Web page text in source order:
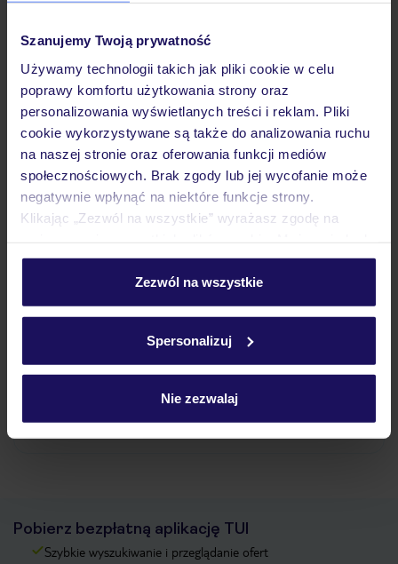
Szanujemy Twoją prywatność
Używamy technologii takich jak pliki cookie w celu
poprawy komfortu użytkowania strony oraz
personalizowania wyświetlanych treści i reklam. Pliki
cookie wykorzystywane są także do analizowania ruchu
na naszej stronie oraz oferowania funkcji mediów
społecznościowych. Brak zgody lub jej wycofanie może
negatywnie wpłynąć na niektóre funkcje strony.
Klikając „Zezwól na wszystkie” wyrażasz zgodę na
personalizować swój wybór wchodząc w zakładkę
Szczegółowe informacje o plikach cookie znajdziesz
Zezwól na wszystkie
Spersonalizuj
Nie zezwalaj
Wyżywienie
Atrakcje
Ważne informacje
Czy w Hotelu będzie przedstawiciel TUI?
Na jakiej podstawie i gdzie otrzymam karty
Zobacz więcej
Pobierz bezpłatną aplikację TUI
Szybkie wyszukiwanie i przeglądanie ofert